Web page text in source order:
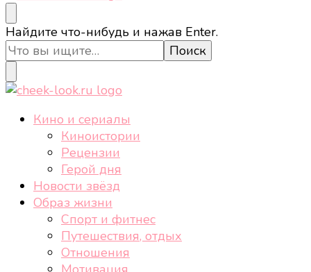
cheek-look.ru
Женский сайт о звездах и кино, а также трендах,
здоровом образе жизни, спорте, стиле, отдыхе и
еде.
Ищите
что-
то?
Найдите что-нибудь и нажав Enter.
cheek-look.ru
Женский сайт о звездах и кино, а также трендах,
здоровом образе жизни, спорте, стиле, отдыхе и
Кино и сериалы
Киноистории
Рецензии
Герой дня
Новости звёзд
Образ жизни
Спорт и фитнес
Путешествия, отдых
Отношения